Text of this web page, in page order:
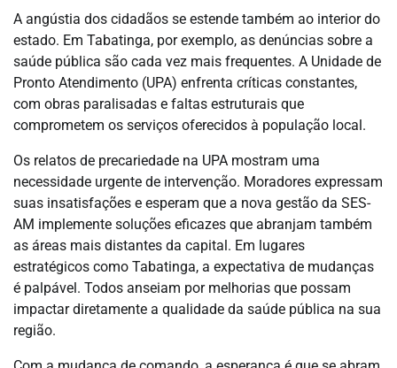
A angústia dos cidadãos se estende também ao interior do
estado. Em Tabatinga, por exemplo, as denúncias sobre a
saúde pública são cada vez mais frequentes. A Unidade de
Pronto Atendimento (UPA) enfrenta críticas constantes,
com obras paralisadas e faltas estruturais que
comprometem os serviços oferecidos à população local.
Os relatos de precariedade na UPA mostram uma
necessidade urgente de intervenção. Moradores expressam
suas insatisfações e esperam que a nova gestão da SES-
AM implemente soluções eficazes que abranjam também
as áreas mais distantes da capital. Em lugares
estratégicos como Tabatinga, a expectativa de mudanças
é palpável. Todos anseiam por melhorias que possam
impactar diretamente a qualidade da saúde pública na sua
região.